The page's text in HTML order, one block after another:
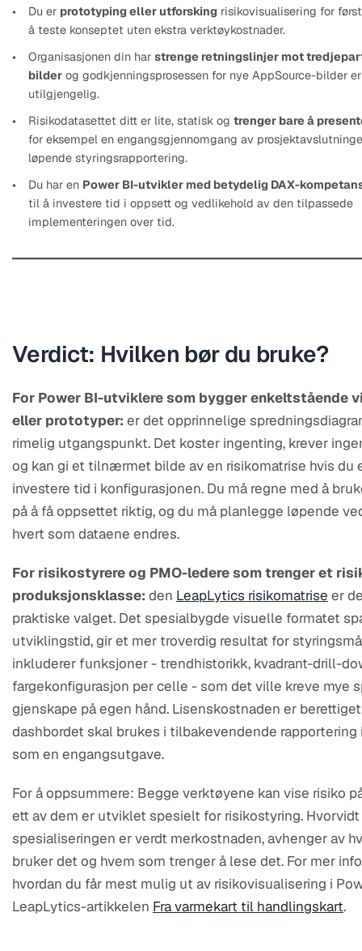
Du er prototyping eller utforsking risikovisualisering for
å teste konseptet uten ekstra verktøykostnader.
Organisasjonen din harstrenge retningslinjer mot
bilder og godkjenningsprosessen for nye AppSource-bilder
utilgjengelig.
Risikodatasettet ditt er lite, statisk ogtrenger bare å
for eksempel en engangsgjennomgang av
løpende styringsrapportering.
Du har en Power BI-utvikler med betydelig DAX-
til å investere tid i oppsett og vedlikehold av den tilpassede
implementeringen over tid.
Verdict: Hvilken bør du bruke?
For Power BI-utviklere som bygger enkeltstående
eller prototyper: er det opprinnelige
rimelig utgangspunkt. Det koster ingenting, krever
og kan gi et tilnærmet bilde av en risikomatrise hvis du
investere tid i konfigurasjonen. Du må regne med å
på å få oppsettet riktig, og du må planlegge løpende
hvert som dataene endres.
For risikostyrere og PMO-ledere som trenger et
produksjonsklasse: den LeapLytics risikomatrise er
praktiske valget. Det spesialbygde visuelle formatet
utviklingstid, gir et mer troverdig resultat for
inkluderer funksjoner - trendhistorikk, kvadrant-drill-
fargekonfigurasjon per celle - som det ville kreve mye
gjenskape på egen hånd. Lisenskostnaden er
dashbordet skal brukes i tilbakevendende
som en engangsutgave.
For å oppsummere: Begge verktøyene kan vise risiko
ett av dem er utviklet spesielt for risikostyring.
spesialiseringen er verdt merkostnaden, avhenger av
bruker det og hvem som trenger å lese det. For mer
hvordan du får mest mulig ut av risikovisualisering i
LeapLytics-artikkelen Fra varmekart til handlingskart.